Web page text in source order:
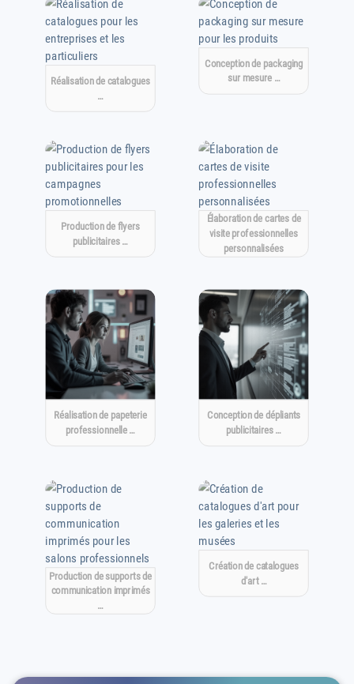
Réalisation de catalogues
…
Conception de packaging
sur mesure …
Production de flyers
publicitaires …
Élaboration de cartes de
visite professionnelles
personnalisées
Réalisation de papeterie
professionnelle …
Conception de dépliants
publicitaires …
Production de supports de
communication imprimés
…
Création de catalogues
d'art …